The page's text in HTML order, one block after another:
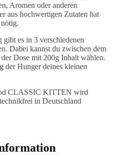
Aromen oder anderen
aus hochwertigen Zutaten hat
es in 3 verschiedenen
Dabei kannst du zwischen dem
Dose mit 200g Inhalt wählen.
der Hunger deines kleinen
CLASSIC KITTEN wird
in Deutschland